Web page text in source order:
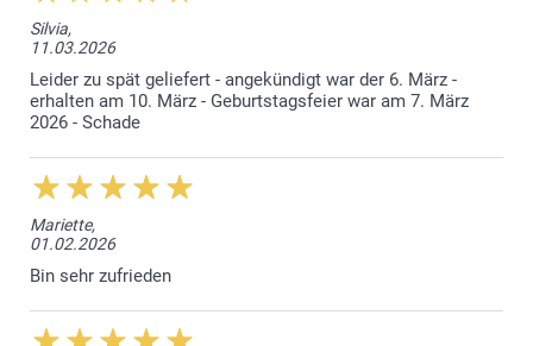
Silvia,
11.03.2026
Leider zu spät geliefert - angekündigt war der 6. März -
erhalten am 10. März - Geburtstagsfeier war am 7. März
2026 - Schade
Mariette,
01.02.2026
Bin sehr zufrieden